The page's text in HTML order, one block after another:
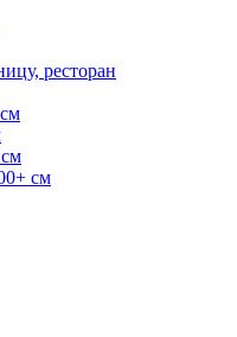
ресторан
см